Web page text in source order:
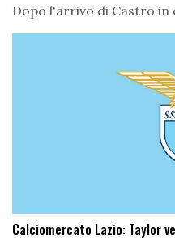
Dopo l'arrivo di Castro in
Calciomercato Lazio: Taylor